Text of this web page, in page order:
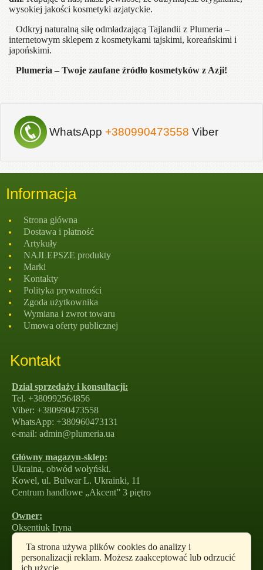
Ta strona używa plików cookies do analizy i
personalizacji reklam. Możesz zaakceptować lub odrzucić
ich użycie.
wysokiej jakości kosmetyki azjatyckie.
Odkryj naturalną siłę odmładzającą Tajlandii z Plumeria –
internetowym sklepem z kosmetykami tajskimi, koreańskimi i
japońskimi.
Plumeria – Twoje zaufane źródło kosmetyków z Azji!
WhatsApp +380990473558 Viber
Informacja
Strona głównа
Dostawa i płatność
Artykuły
NAJLEPSZE produkty
Marki
Kontakty
Polityka prywatności
Zgoda użytkownika
Wymiana i zwrot towaru
Umowa oferty publicznej
Kontakt
Dział sprzedaży i konsultacji:
Tel. +380992564856
Viber: +380990473558
WhatsApp: +380960473131
e-mail: admin@plumeria.ua
Główny magazyn-sklep:
Ukraina, obwód wołyński.
Kowel, ul. Bulwar L. Ukrainki, 11
Centrum handlowe „Akcent” 3 piętro
Owner:
Oksentiuk Iryna
tel: +380990473558
e-mail: amirako1981@gmail.com